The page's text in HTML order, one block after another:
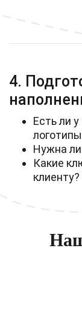
4.
Есть ли
Нужна
Какие
клиенту?